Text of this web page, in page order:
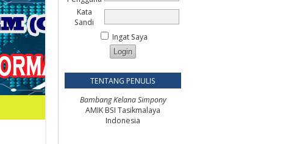
Kata
Sandi
Ingat Saya
TENTANG PENULIS
Bambang Kelana Simpony
AMIK BSI Tasikmalaya
Indonesia